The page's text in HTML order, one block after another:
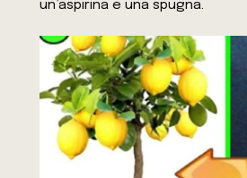
un’aspirina e una spugna.